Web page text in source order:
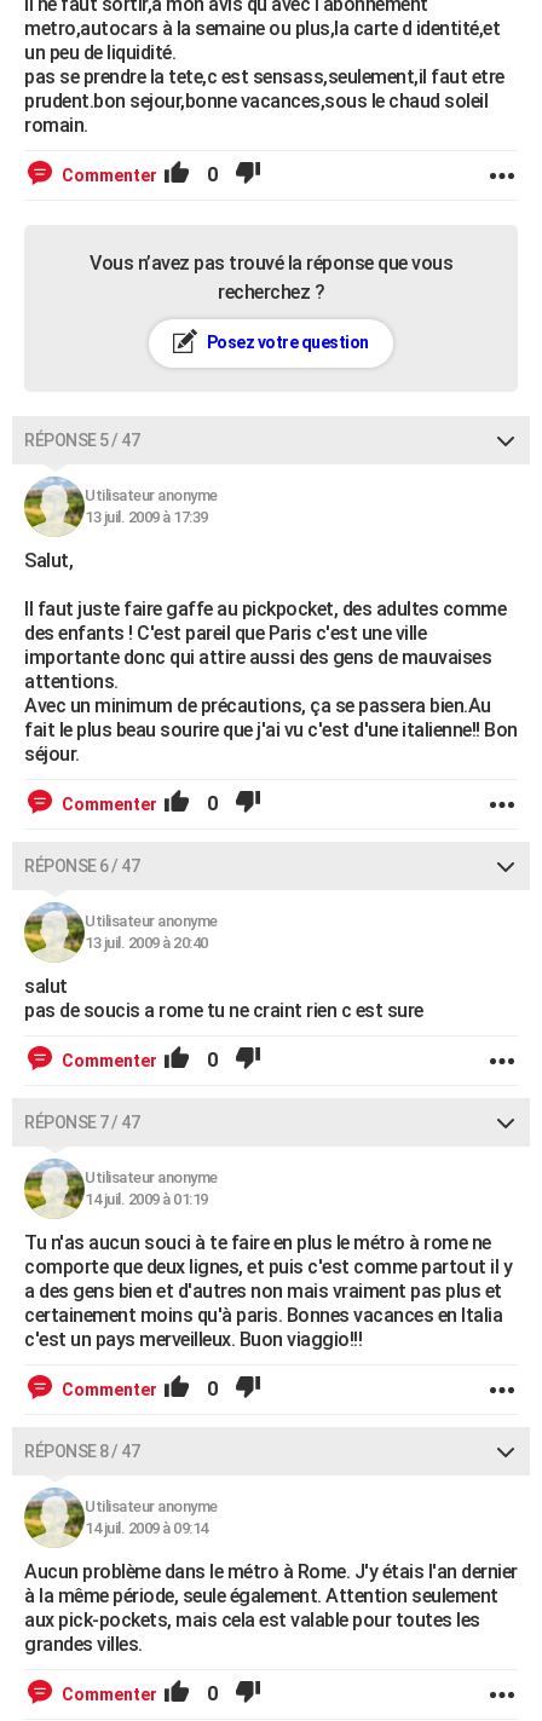
metro,autocars à la semaine ou plus,la carte d identité,et
un peu de liquidité.
pas se prendre la tete,c est sensass,seulement,il faut etre
prudent.bon sejour,bonne vacances,sous le chaud soleil
romain.
Commenter 0
Vous n’avez pas trouvé la réponse que vous
recherchez ?
Posez votre question
RÉPONSE 5 / 47
Utilisateur anonyme
13 juil. 2009 à 17:39
Salut,
Il faut juste faire gaffe au pickpocket, des adultes comme
des enfants ! C'est pareil que Paris c'est une ville
importante donc qui attire aussi des gens de mauvaises
attentions.
Avec un minimum de précautions, ça se passera bien.Au
fait le plus beau sourire que j'ai vu c'est d'une italienne!! Bon
séjour.
Commenter 0
RÉPONSE 6 / 47
Utilisateur anonyme
13 juil. 2009 à 20:40
salut
pas de soucis a rome tu ne craint rien c est sure
Commenter 0
RÉPONSE 7 / 47
Utilisateur anonyme
14 juil. 2009 à 01:19
Tu n'as aucun souci à te faire en plus le métro à rome ne
comporte que deux lignes, et puis c'est comme partout il y
a des gens bien et d'autres non mais vraiment pas plus et
certainement moins qu'à paris. Bonnes vacances en Italia
c'est un pays merveilleux. Buon viaggio!!!
Commenter 0
RÉPONSE 8 / 47
Utilisateur anonyme
14 juil. 2009 à 09:14
Aucun problème dans le métro à Rome. J'y étais l'an dernier
à la même période, seule également. Attention seulement
aux pick-pockets, mais cela est valable pour toutes les
grandes villes.
Commenter 0